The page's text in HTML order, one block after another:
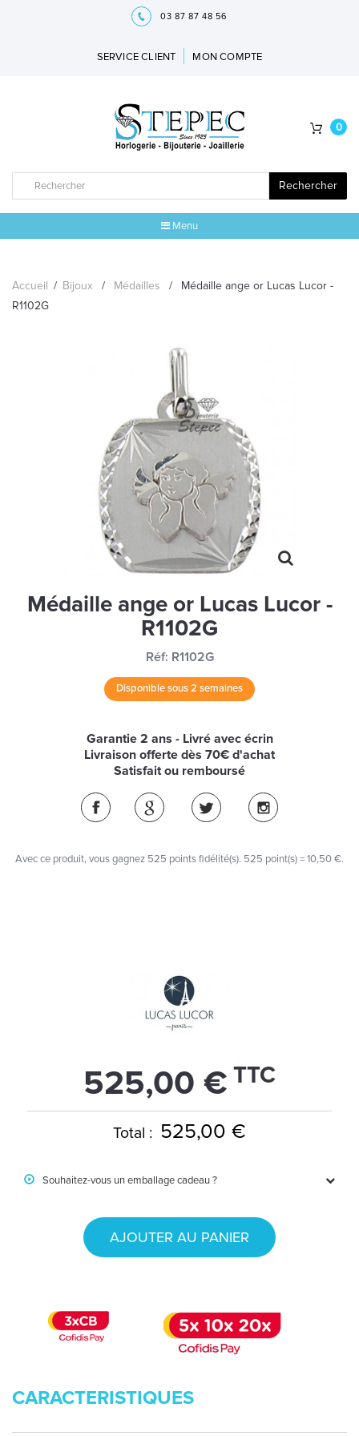
03 87 87 48 56
SERVICE CLIENT MON COMPTE
Rechercher
0
Menu
MONTRES
LES GEORGETTES
SWAROVSKI
BONNES AFFAIRES
CARTES CADEAUX
IDÉE CADEAUX
QUI SOMMES NOUS
Accueil / Bijoux / Médailles /
Médaille ange or Lucas Lucor -
R1102G
Médaille ange or Lucas Lucor -
R1102G
Réf: R1102G
Disponible sous 2 semaines
Garantie 2 ans - Livré avec écrin
Livraison offerte dès 70€ d'achat
Satisfait ou remboursé
Avec ce produit, vous gagnez 525 points fidélité(s). 525 point(s) =10,50 €.
525,00 € TTC
Total : 525,00 €
Souhaitez-vous un emballage cadeau ?
AJOUTER AU PANIER
CARACTERISTIQUES